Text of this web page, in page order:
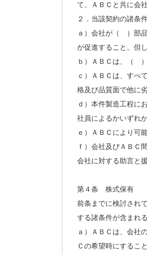
て、ＡＢＣと共に会
２．当該契約の諸条
ａ）会社が（ ）部
が促進すること。但
ｂ）ＡＢＣは、（
ｃ）ＡＢＣは、すべ
格及び品質面で他に
ｄ）本件製造工程
社員によるかいずれか
ｅ）ＡＢＣにより可
ｆ）会社及びＡＢＣ
会社に対する助言と援
第４条 株式保有
前条までに検討され
する諸条件が含まれ
ａ）ＡＢＣは、会社
Ｃの希望時にするこ